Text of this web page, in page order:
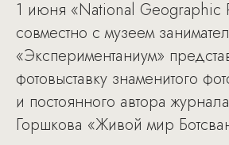
1 июня «National Geographic
совместно с музеем
«Экспериментаниум»
фотовыставку знаменитого
и постоянного автора
Горшкова «Живой мир